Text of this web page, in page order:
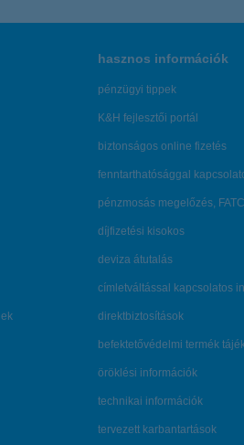
hasznos információk
pénzügyi tippek
K&H fejlesztői portál
biztonságos online fizetés
fenntarthatósággal
pénzmosás megelőzés,
díjfizetési kisokos
deviza átutalás
címletváltással kapcsolatos
direktbiztosítások
befektetővédelmi termék
öröklési információk
technikai információk
tervezett karbantartások